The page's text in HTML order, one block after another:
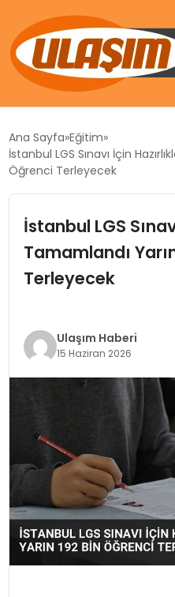
SIYASET
EKONOMI
TEKNOLOJI
SAĞLIK
Ana Sayfa Eğitim
İstanbul LGS Sınavı İçin
Öğrenci Terleyecek
İstanbul LGS
Tamamlandı
Terleyecek
Ulaşım Haberi
15 Haziran 2026